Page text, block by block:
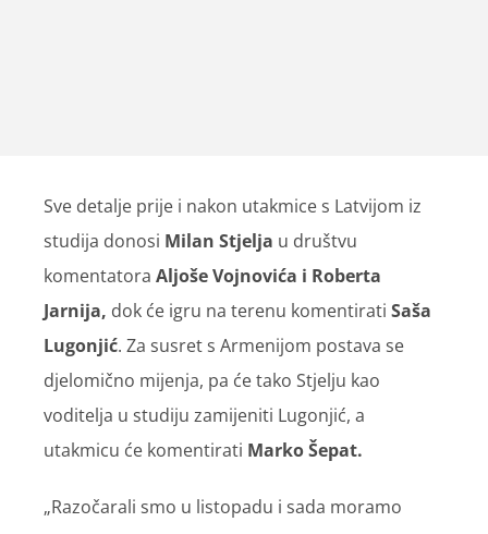
Sve detalje prije i nakon utakmice s Latvijom iz
studija donosi Milan Stjelja u društvu
komentatora Aljoše Vojnovića i Roberta
Jarnija, dok će igru na terenu komentirati Saša
Lugonjić. Za susret s Armenijom postava se
djelomično mijenja, pa će tako Stjelju kao
voditelja u studiju zamijeniti Lugonjić, a
utakmicu će komentirati Marko Šepat.
„Razočarali smo u listopadu i sada moramo